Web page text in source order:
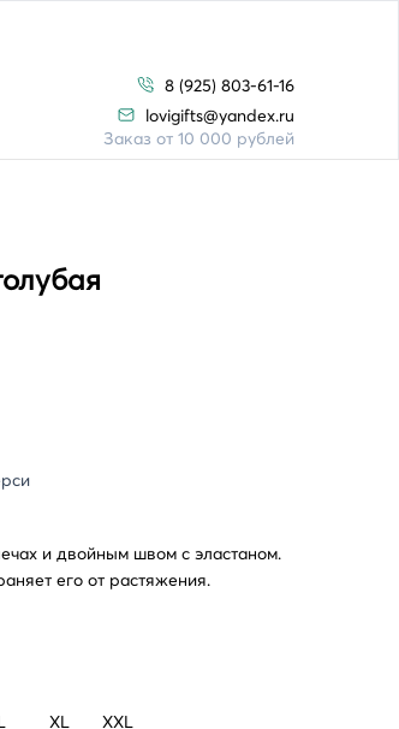
8 (925) 803-61-16
lovigifts@yandex.ru
Заказ от 10 000 рублей
и двойным швом с эластаном.
его от растяжения.
XL
XXL